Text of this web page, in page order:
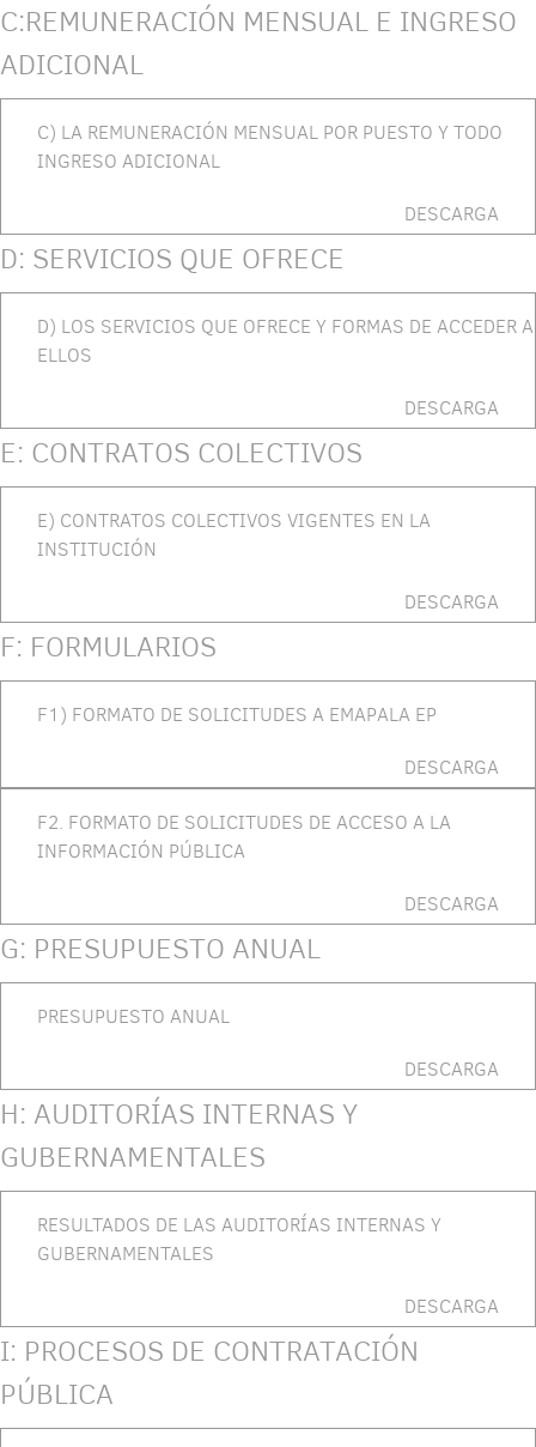
C:REMUNERACIÓN MENSUAL E INGRESO
ADICIONAL
C) LA REMUNERACIÓN MENSUAL POR PUESTO Y TODO
INGRESO ADICIONAL
DESCARGA
D: SERVICIOS QUE OFRECE
D) LOS SERVICIOS QUE OFRECE Y FORMAS DE ACCEDER A
ELLOS
DESCARGA
E: CONTRATOS COLECTIVOS
E) CONTRATOS COLECTIVOS VIGENTES EN LA
INSTITUCIÓN
DESCARGA
F: FORMULARIOS
F1) FORMATO DE SOLICITUDES A EMAPALA EP
DESCARGA
F2. FORMATO DE SOLICITUDES DE ACCESO A LA
INFORMACIÓN PÚBLICA
DESCARGA
G: PRESUPUESTO ANUAL
PRESUPUESTO ANUAL
DESCARGA
H: AUDITORÍAS INTERNAS Y
GUBERNAMENTALES
RESULTADOS DE LAS AUDITORÍAS INTERNAS Y
GUBERNAMENTALES
DESCARGA
I: PROCESOS DE CONTRATACIÓN
PÚBLICA